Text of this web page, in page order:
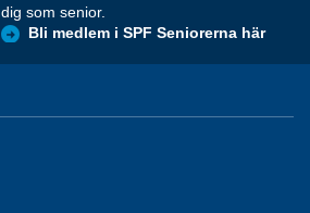
dig som senior.
Bli medlem i SPF Seniorerna här